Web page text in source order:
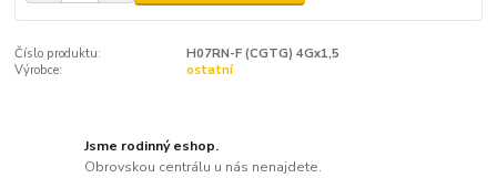
Číslo produktu:
H07RN-F (CGTG) 4Gx1,5
Výrobce:
ostatní
Jsme rodinný eshop.
Obrovskou centrálu u nás nenajdete.